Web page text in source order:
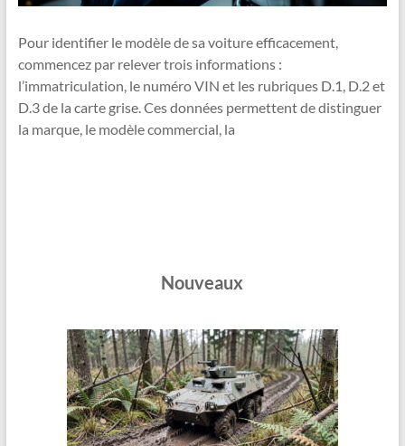
Pour identifier le modèle de sa voiture efficacement,
commencez par relever trois informations :
l’immatriculation, le numéro VIN et les rubriques D.1, D.2 et
D.3 de la carte grise. Ces données permettent de distinguer
la marque, le modèle commercial, la
Nouveaux